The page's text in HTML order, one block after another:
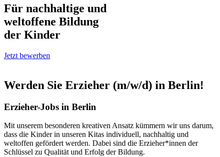
Für nachhaltige und
weltoffene Bildung
der Kinder
Jetzt bewerben
Werden Sie Erzieher (m/w/d) in Berlin!
Erzieher-Jobs in Berlin
Mit unserem besonderen kreativen Ansatz kümmern wir uns darum,
dass die Kinder in unseren Kitas individuell, nachhaltig und
weltoffen gefördert werden. Dabei sind die Erzieher*innen der
Schlüssel zu Qualität und Erfolg der Bildung.